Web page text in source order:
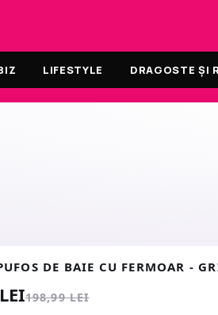
LIFESTYLE DRAGOSTE ȘI
DE BAIE CU FERMOAR -
198,99 LEI